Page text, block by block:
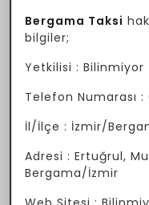
Bergama Taksi
bilgiler;
Yetkilisi : Bilinmiyor
Telefon Numarası
İl/İlçe : İzmir/
Adresi : Ertuğrul,
Bergama/İzmir